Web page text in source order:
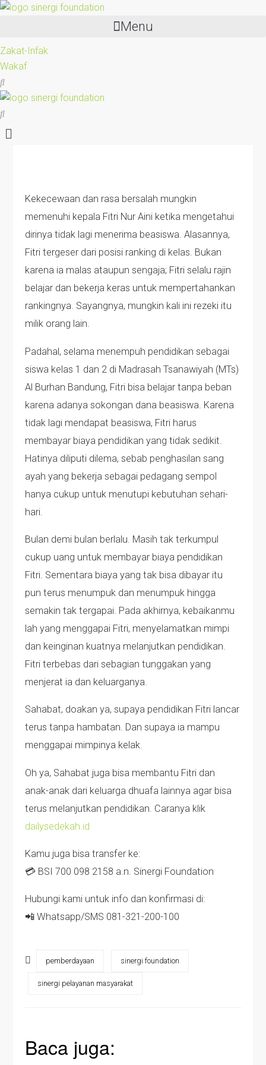
Menu
Zakat-Infak
Wakaf
Kekecewaan dan rasa bersalah mungkin
memenuhi kepala Fitri Nur Aini ketika mengetahui
dirinya tidak lagi menerima beasiswa. Alasannya,
Fitri tergeser dari posisi ranking di kelas. Bukan
karena ia malas ataupun sengaja; Fitri selalu rajin
belajar dan bekerja keras untuk mempertahankan
rankingnya. Sayangnya, mungkin kali ini rezeki itu
milik orang lain.
Padahal, selama menempuh pendidikan sebagai
siswa kelas 1 dan 2 di Madrasah Tsanawiyah (MTs)
Al Burhan Bandung, Fitri bisa belajar tanpa beban
karena adanya sokongan dana beasiswa. Karena
tidak lagi mendapat beasiswa, Fitri harus
membayar biaya pendidikan yang tidak sedikit.
Hatinya diliputi dilema, sebab penghasilan sang
ayah yang bekerja sebagai pedagang sempol
hanya cukup untuk menutupi kebutuhan sehari-
hari.
Bulan demi bulan berlalu. Masih tak terkumpul
cukup uang untuk membayar biaya pendidikan
Fitri. Sementara biaya yang tak bisa dibayar itu
pun terus menumpuk dan menumpuk hingga
semakin tak tergapai. Pada akhirnya, kebaikanmu
lah yang menggapai Fitri, menyelamatkan mimpi
dan keinginan kuatnya melanjutkan pendidikan.
Fitri terbebas dari sebagian tunggakan yang
menjerat ia dan keluarganya.
Sahabat, doakan ya, supaya pendidikan Fitri lancar
terus tanpa hambatan. Dan supaya ia mampu
menggapai mimpinya kelak.
Oh ya, Sahabat juga bisa membantu Fitri dan
anak-anak dari keluarga dhuafa lainnya agar bisa
terus melanjutkan pendidikan. Caranya klik
dailysedekah.id
Kamu juga bisa transfer ke:
💳 BSI 700 098 2158 a.n. Sinergi Foundation
Hubungi kami untuk info dan konfirmasi di:
📲 Whatsapp/SMS 081-321-200-100
pemberdayaan sinergi foundation
sinergi pelayanan masyarakat
Baca juga: